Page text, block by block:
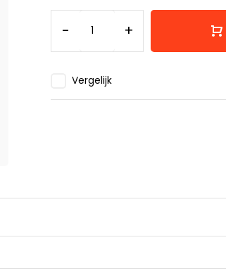
- +
Vergelijk